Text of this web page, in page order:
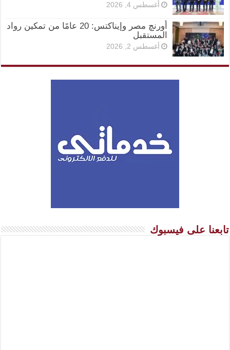
أغسطس 4, 2026
أورنچ مصر وإيناكتس: 20 عامًا من تمكين رواد
المستقبل
أغسطس 2, 2026
تابعنا على فيسبوك